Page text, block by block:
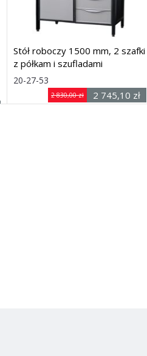
Stół roboczy 1500 mm, 2 szafki
z półkam i szufladami
20-27-53
2 745,10 zł
2 830,00 zł
netto
740 × 900